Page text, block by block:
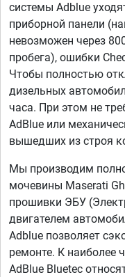
системы Adblue
приборной панели
невозможен через
пробега), ошибки
Чтобы полностью
дизельных
часа. При этом не
AdBlue или
вышедших из строя
Мы производим
мочевины Maserati
прошивки ЭБУ
двигателем
Adblue позволяет
ремонте. К наиболее
AdBlue Bluetec